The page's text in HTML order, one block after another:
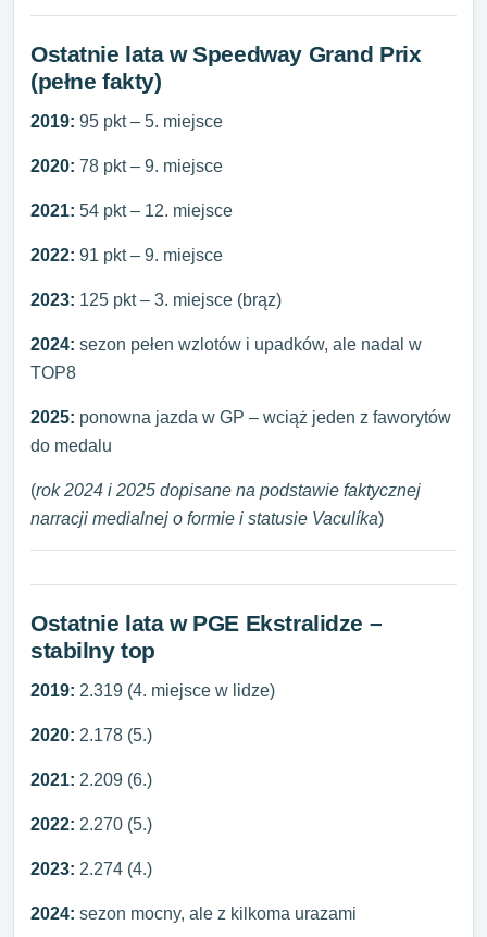
Ostatnie lata w Speedway Grand Prix
(pełne fakty)
2019: 95 pkt – 5. miejsce
2020: 78 pkt – 9. miejsce
2021: 54 pkt – 12. miejsce
2022: 91 pkt – 9. miejsce
2023: 125 pkt – 3. miejsce (brąz)
2024: sezon pełen wzlotów i upadków, ale nadal w
TOP8
2025: ponowna jazda w GP – wciąż jeden z faworytów
do medalu
(rok 2024 i 2025 dopisane na podstawie faktycznej
narracji medialnej o formie i statusie Vaculíka)
Ostatnie lata w PGE Ekstralidze –
stabilny top
2019: 2.319 (4. miejsce w lidze)
2020: 2.178 (5.)
2021: 2.209 (6.)
2022: 2.270 (5.)
2023: 2.274 (4.)
2024: sezon mocny, ale z kilkoma urazami